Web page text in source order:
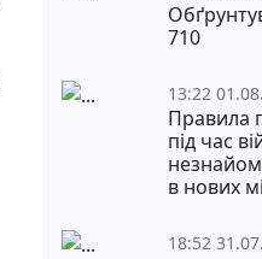
710
13:22
Правила
під час
в нових
18:52